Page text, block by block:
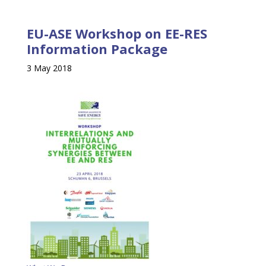
EU-ASE Workshop on EE-RES
Information Package
3 May 2018